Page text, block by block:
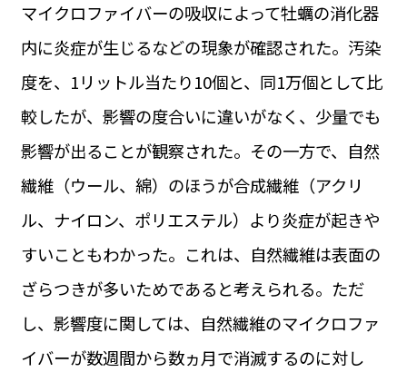
#フランスの教育制度
#アプリ
#いざという時に
#カルカッソンヌ Carcassonne
#サステナブル
#フランス生活
#レシピ #ビューティー
#コスメ
#アルザス地方
#フランスの地方 #フロマージュ
#おでかけ
マイクロファイバーの吸収によって牡蠣の消化器
内に炎症が生じるなどの現象が確認された。汚染
度を、1リットル当たり10個と、同1万個として比
較したが、影響の度合いに違いがなく、少量でも
影響が出ることが観察された。その一方で、自然
繊維（ウール、綿）のほうが合成繊維（アクリ
ル、ナイロン、ポリエステル）より炎症が起きや
すいこともわかった。これは、自然繊維は表面の
ざらつきが多いためであると考えられる。ただ
し、影響度に関しては、自然繊維のマイクロファ
イバーが数週間から数ヵ月で消滅するのに対し